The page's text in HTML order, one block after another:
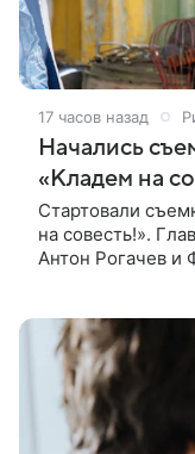
17 часов назад
Начались
«Кладем на
Стартовали
на совесть!».
Антон Рогачев